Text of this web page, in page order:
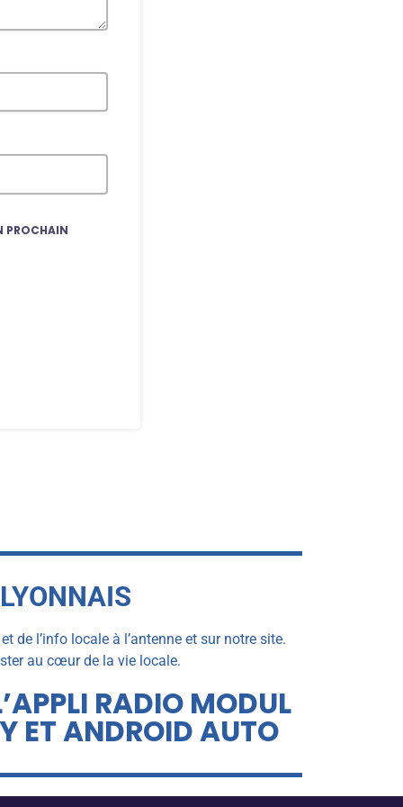
PROCHAIN
de l’info locale à l’antenne et sur notre site.
au cœur de la vie locale.
RADIO MODUL
ET ANDROID AUTO